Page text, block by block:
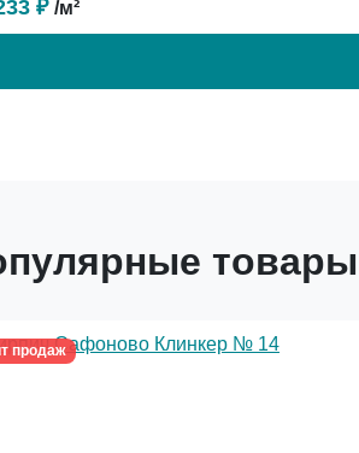
₽ /м²
товары
продаж